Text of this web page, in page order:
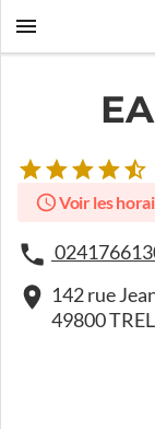
Voir les
142 rue
49800